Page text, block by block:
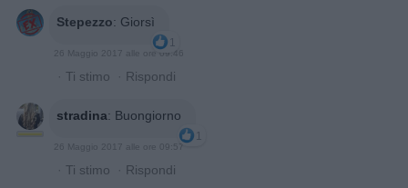
Stepezzo: Giorsì
1
26 Maggio 2017 alle ore 09:46
· Ti stimo · Rispondi
stradina: Buongiorno
1
26 Maggio 2017 alle ore 09:57
· Ti stimo · Rispondi